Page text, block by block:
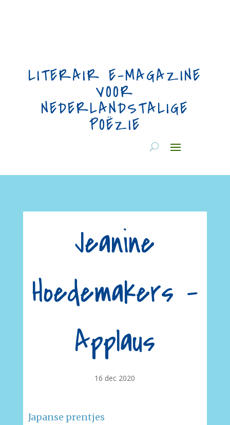
LITERAIR E-MAGAZINE
VOOR
NEDERLANDSTALIGE
POËZIE
Jeanine
Hoedemakers –
Applaus
16 dec 2020
Japanse prentjes